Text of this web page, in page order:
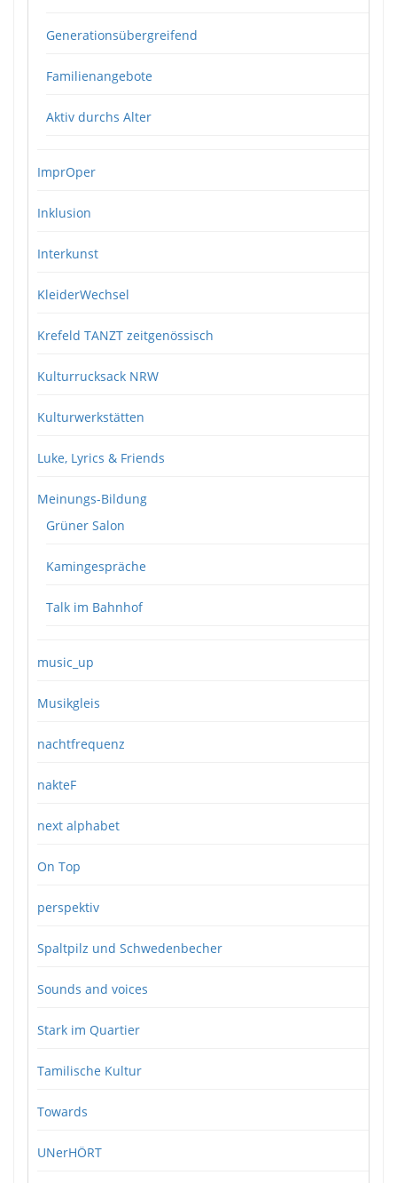
Generationsübergreifend
Familienangebote
Aktiv durchs Alter
ImprOper
Inklusion
Interkunst
KleiderWechsel
Krefeld TANZT zeitgenössisch
Kulturrucksack NRW
Kulturwerkstätten
Luke, Lyrics & Friends
Meinungs-Bildung
Grüner Salon
Kamingespräche
Talk im Bahnhof
music_up
Musikgleis
nachtfrequenz
nakteF
next alphabet
On Top
perspektiv
Spaltpilz und Schwedenbecher
Sounds and voices
Stark im Quartier
Tamilische Kultur
Towards
UNerHÖRT